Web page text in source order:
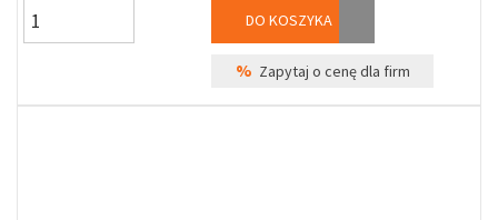
DO KOSZYKA
% Zapytaj o cenę dla firm